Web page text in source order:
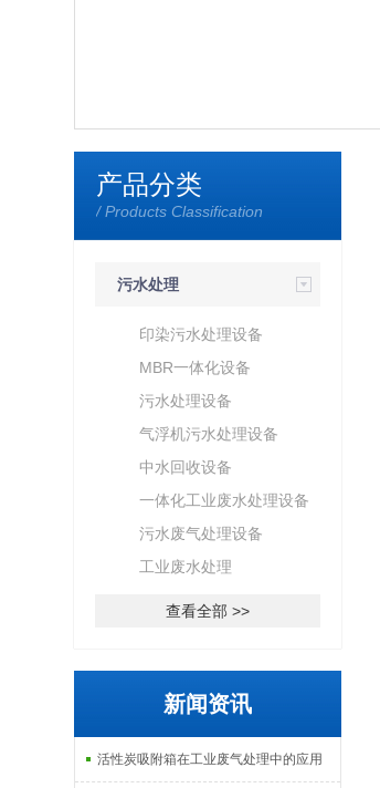
产品分类
/ Products Classification
污水处理
印染污水处理设备
MBR一体化设备
污水处理设备
气浮机污水处理设备
中水回收设备
一体化工业废水处理设备
污水废气处理设备
工业废水处理
查看全部 >>
新闻资讯
活性炭吸附箱在工业废气处理中的应用